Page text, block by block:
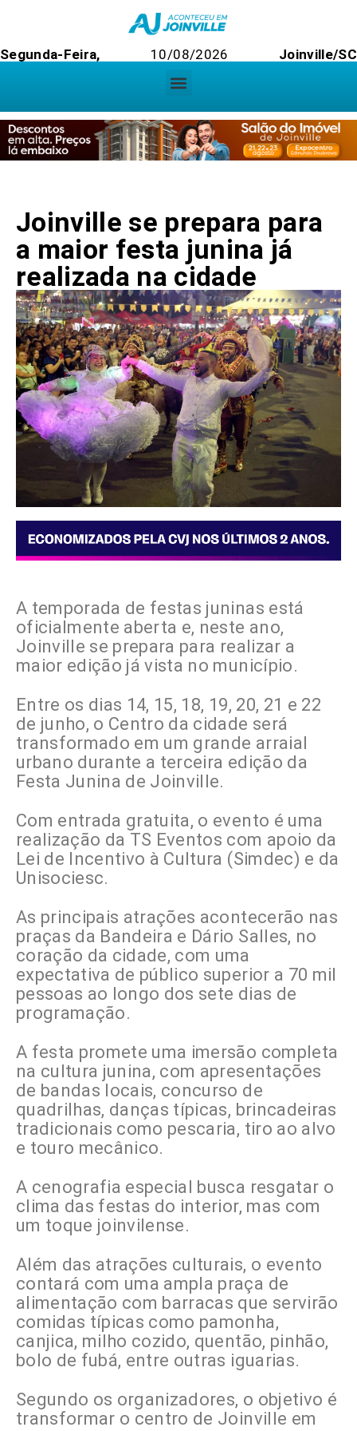
Segunda-Feira, 10/08/2026 Joinville/SC
Joinville se prepara para
a maior festa junina já
realizada na cidade
A temporada de festas juninas está
oficialmente aberta e, neste ano,
Joinville se prepara para realizar a
maior edição já vista no município.
Entre os dias 14, 15, 18, 19, 20, 21 e 22
de junho, o Centro da cidade será
transformado em um grande arraial
urbano durante a terceira edição da
Festa Junina de Joinville.
Com entrada gratuita, o evento é uma
realização da TS Eventos com apoio da
Lei de Incentivo à Cultura (Simdec) e da
Unisociesc.
As principais atrações acontecerão nas
praças da Bandeira e Dário Salles, no
coração da cidade, com uma
expectativa de público superior a 70 mil
pessoas ao longo dos sete dias de
programação.
A festa promete uma imersão completa
na cultura junina, com apresentações
de bandas locais, concurso de
quadrilhas, danças típicas, brincadeiras
tradicionais como pescaria, tiro ao alvo
e touro mecânico.
A cenografia especial busca resgatar o
clima das festas do interior, mas com
um toque joinvilense.
Além das atrações culturais, o evento
contará com uma ampla praça de
alimentação com barracas que servirão
comidas típicas como pamonha,
canjica, milho cozido, quentão, pinhão,
bolo de fubá, entre outras iguarias.
Segundo os organizadores, o objetivo é
transformar o centro de Joinville em